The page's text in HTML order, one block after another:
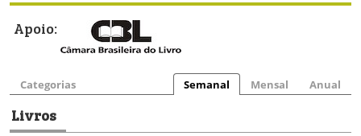
Apoio:
Categorias Semanal Mensal Anual
Livros